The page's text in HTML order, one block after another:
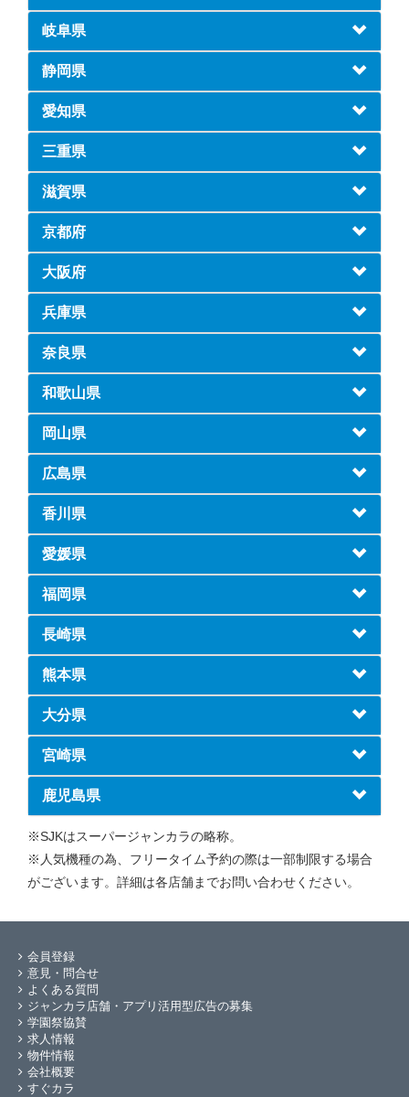
岐阜県
静岡県
愛知県
三重県
滋賀県
京都府
大阪府
兵庫県
奈良県
和歌山県
岡山県
広島県
香川県
愛媛県
福岡県
長崎県
熊本県
大分県
宮崎県
鹿児島県
※SJKはスーパージャンカラの略称。
※人気機種の為、フリータイム予約の際は一部制限する場合
がございます。詳細は各店舗までお問い合わせください。
会員登録
意見・問合せ
よくある質問
ジャンカラ店舗・アプリ活用型広告の募集
学園祭協賛
求人情報
物件情報
会社概要
すぐカラ